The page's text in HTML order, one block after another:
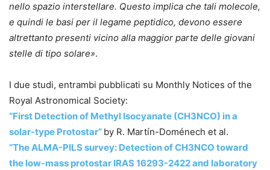
nello spazio interstellare. Questo implica che tali molecole,
e quindi le basi per il legame peptidico, devono essere
altrettanto presenti vicino alla maggior parte delle giovani
stelle di tipo solare».
I due studi, entrambi pubblicati su Monthly Notices of the
Royal Astronomical Society:
“First Detection of Methyl Isocyanate (CH3NCO) in a
solar-type Protostar” by R. Martín-Doménech et al.
“The ALMA-PILS survey: Detection of CH3NCO toward
the low-mass protostar IRAS 16293-2422 and laboratory